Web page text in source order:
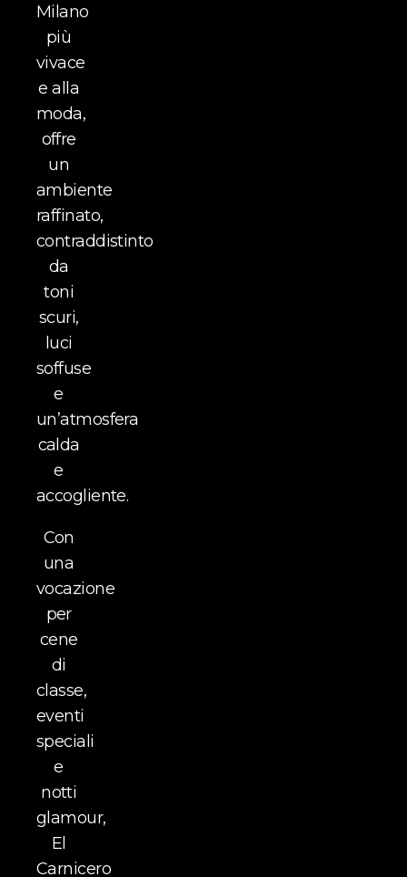
Milano
più
vivace
e alla
moda,
offre
un
ambiente
raffinato,
contraddistinto
da
toni
scuri,
luci
soffuse
e
un’atmosfera
calda
e
accogliente.
Con
una
vocazione
per
cene
di
classe,
eventi
speciali
e
notti
glamour,
El
Carnicero